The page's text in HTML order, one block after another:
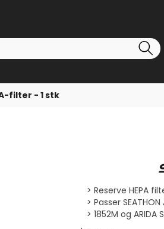
filter - 1 stk
Reserve HEPA
Passer
1852M og ARIDA